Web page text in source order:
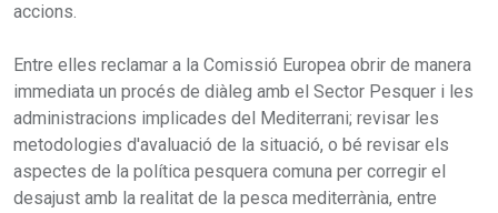
accions.
Entre elles reclamar a la Comissió Europea obrir de manera
immediata un procés de diàleg amb el Sector Pesquer i les
administracions implicades del Mediterrani; revisar les
metodologies d'avaluació de la situació, o bé revisar els
aspectes de la política pesquera comuna per corregir el
desajust amb la realitat de la pesca mediterrània, entre